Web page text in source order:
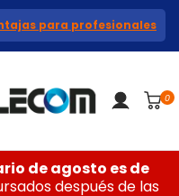
para profesionales
0
de agosto es de
después de las